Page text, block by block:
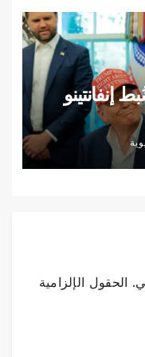
إنفانتينو
الحقول الإلزامية